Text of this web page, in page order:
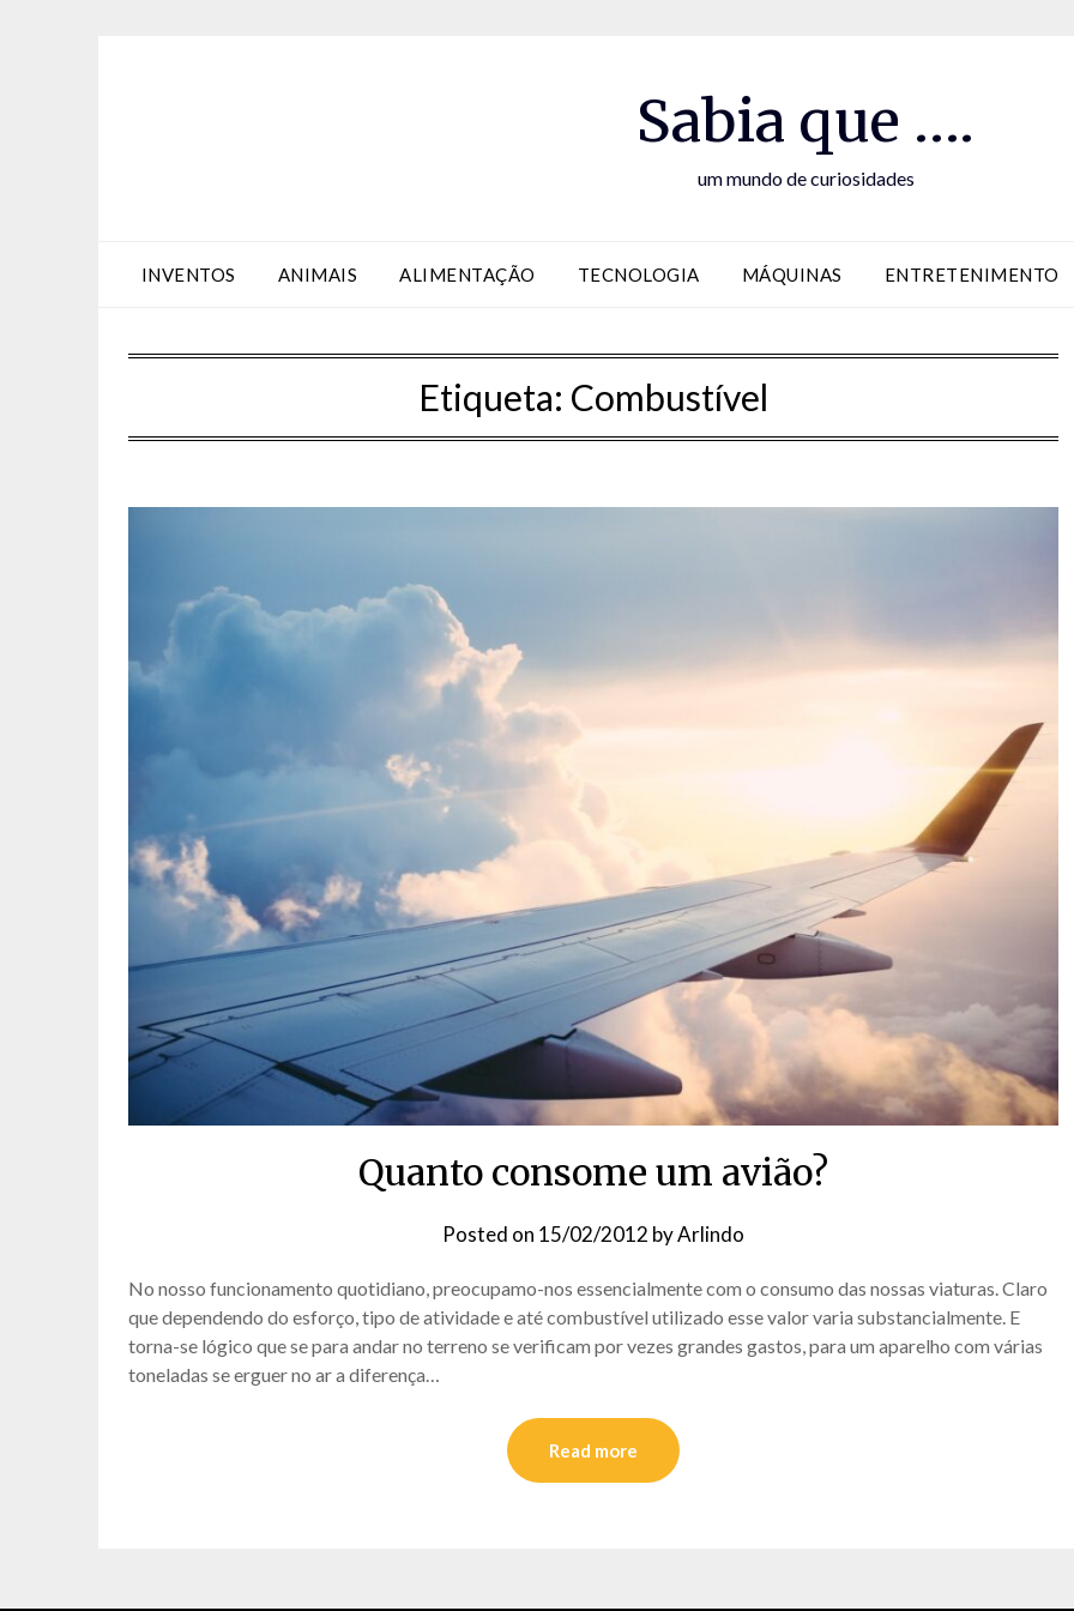
Sabia que ….
um mundo de curiosidades
INVENTOS ANIMAIS ALIMENTAÇÃO TECNOLOGIA MÁQUINAS ENTRETENIMENTO
Etiqueta: Combustível
Quanto consome um avião?
Posted on 15/02/2012 byArlindo
No nosso funcionamento quotidiano, preocupamo-nos essencialmente com o consumo das nossas viaturas. Claro
que dependendo do esforço, tipo de atividade e até combustível utilizado esse valor varia substancialmente. E
torna-se lógico que se para andar no terreno se verificam por vezes grandes gastos, para um aparelho com várias
toneladas se erguer no ar a diferença…
Read more